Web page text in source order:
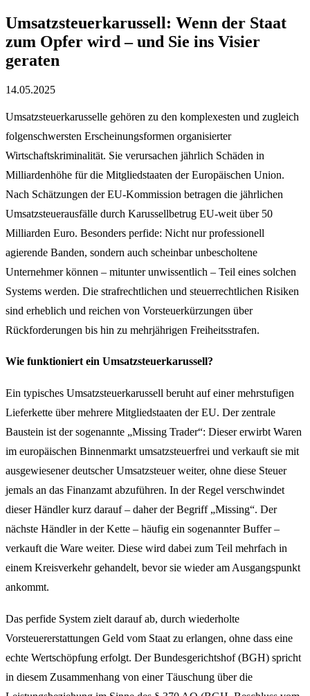
Umsatzsteuerkarussell: Wenn der Staat
zum Opfer wird – und Sie ins Visier
geraten
14.05.2025
Umsatzsteuerkarusselle gehören zu den komplexesten und zugleich
folgenschwersten Erscheinungsformen organisierter
Wirtschaftskriminalität. Sie verursachen jährlich Schäden in
Milliardenhöhe für die Mitgliedstaaten der Europäischen Union.
Nach Schätzungen der EU-Kommission betragen die jährlichen
Umsatzsteuerausfälle durch Karussellbetrug EU-weit über 50
Milliarden Euro. Besonders perfide: Nicht nur professionell
agierende Banden, sondern auch scheinbar unbescholtene
Unternehmer können – mitunter unwissentlich – Teil eines solchen
Systems werden. Die strafrechtlichen und steuerrechtlichen Risiken
sind erheblich und reichen von Vorsteuerkürzungen über
Rückforderungen bis hin zu mehrjährigen Freiheitsstrafen.
Wie funktioniert ein Umsatzsteuerkarussell?
Ein typisches Umsatzsteuerkarussell beruht auf einer mehrstufigen
Lieferkette über mehrere Mitgliedstaaten der EU. Der zentrale
Baustein ist der sogenannte „Missing Trader“: Dieser erwirbt Waren
im europäischen Binnenmarkt umsatzsteuerfrei und verkauft sie mit
ausgewiesener deutscher Umsatzsteuer weiter, ohne diese Steuer
jemals an das Finanzamt abzuführen. In der Regel verschwindet
dieser Händler kurz darauf – daher der Begriff „Missing“. Der
nächste Händler in der Kette – häufig ein sogenannter Buffer –
verkauft die Ware weiter. Diese wird dabei zum Teil mehrfach in
einem Kreisverkehr gehandelt, bevor sie wieder am Ausgangspunkt
ankommt.
Das perfide System zielt darauf ab, durch wiederholte
Vorsteuererstattungen Geld vom Staat zu erlangen, ohne dass eine
echte Wertschöpfung erfolgt. Der Bundesgerichtshof (BGH) spricht
in diesem Zusammenhang von einer Täuschung über die